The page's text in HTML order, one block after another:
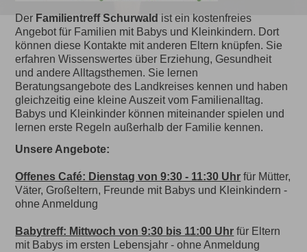
Der Familientreff Schurwald ist ein kostenfreies
Angebot für Familien mit Babys und Kleinkindern. Dort
können diese Kontakte mit anderen Eltern knüpfen. Sie
erfahren Wissenswertes über Erziehung, Gesundheit
und andere Alltagsthemen. Sie lernen
Beratungsangebote des Landkreises kennen und haben
gleichzeitig eine kleine Auszeit vom Familienalltag.
Babys und Kleinkinder können miteinander spielen und
lernen erste Regeln außerhalb der Familie kennen.
Unsere Angebote:
Offenes Café: Dienstag von 9:30 - 11:30 Uhr für Mütter,
Väter, Großeltern, Freunde mit Babys und Kleinkindern -
ohne Anmeldung
Babytreff: Mittwoch von 9:30 bis 11:00 Uhr für Eltern
mit Babys im ersten Lebensjahr - ohne Anmeldung